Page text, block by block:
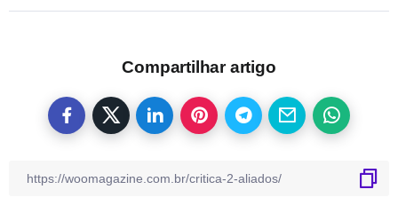
Compartilhar artigo